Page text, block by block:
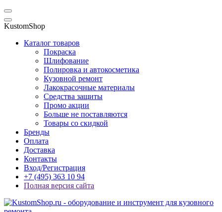
KustomShop
Каталог товаров
Покраска
Шлифование
Полировка и автокосметика
Кузовной ремонт
Лакокрасочные материалы
Средства защиты
Промо акции
Больше не поставляются
Товары со скидкой
Бренды
Оплата
Доставка
Контакты
Вход/Регистрация
+7 (495) 363 10 94
Полная версия сайта